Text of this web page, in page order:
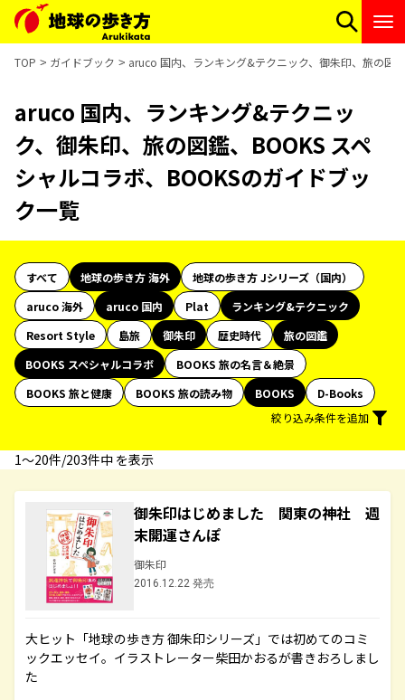
TOP ガイドブック aruco 国内、ランキング&テクニック、御朱印、旅の図
aruco 国内、ランキング&テクニッ
ク、御朱印、旅の図鑑、BOOKS スペ
シャルコラボ、BOOKSのガイドブッ
ク一覧
すべて 地球の歩き方 海外
地球の歩き方 Jシリーズ（国内）
aruco 海外
aruco 国内 Plat
ランキング&テクニック
Resort Style
島旅 御朱印 歴史時代
旅の図鑑
BOOKS スペシャルコラボ
BOOKS 旅の名言＆絶景
BOOKS 旅と健康
BOOKS 旅の読み物 BOOKS
D-Books
絞り込み条件を追加
1〜20件/203件中 を表示
御朱印はじめました 関東の神社 週
末開運さんぽ
御朱印
2016.12.22 発売
大ヒット「地球の歩き方 御朱印シリーズ」では初めてのコミ
ックエッセイ。イラストレーター柴田かおるが書きおろしまし
た